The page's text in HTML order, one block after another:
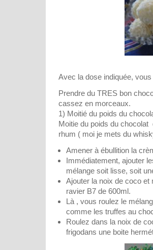
Avec la dose indiquée,
Prendre du TRES bon
cassez en morceaux.
1) Moitié du poids du
Moitie du poids du
rhum ( moi je mets du
Amener à ébullition la
Immédiatement, ajouter
mélange soit lisse, soit
Ajouter la noix de coco et
ravier B7 de 600ml.
Là , vous roulez le
comme les truffes au
Roulez dans la noix de
frigodans une boite